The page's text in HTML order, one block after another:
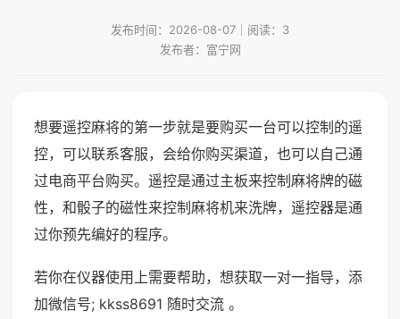
发布时间：2026-08-07｜阅读：3
发布者：富宁网
想要遥控麻将的第一步就是要购买一台可以控制的遥
控，可以联系客服，会给你购买渠道，也可以自己通
过电商平台购买。遥控是通过主板来控制麻将牌的磁
性，和骰子的磁性来控制麻将机来洗牌，遥控器是通
过你预先编好的程序。
若你在仪器使用上需要帮助，想获取一对一指导，添
加微信号; kkss8691 随时交流 。